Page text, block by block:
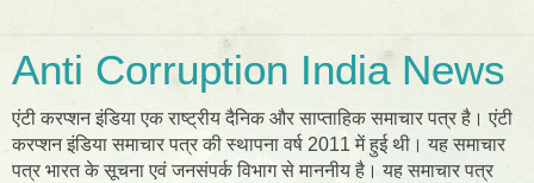
Anti Corruption India News
एंटी करप्शन इंडिया एक राष्ट्रीय दैनिक और साप्ताहिक समाचार पत्र है। एंटी
करप्शन इंडिया समाचार पत्र की स्थापना वर्ष 2011 में हुई थी। यह समाचार
पत्र भारत के सूचना एवं जनसंपर्क विभाग से माननीय है। यह समाचार पत्र